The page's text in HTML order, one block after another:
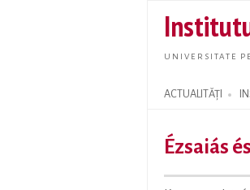
UNIVERSITATE
ACTUALITĂȚI
Search form
Ézsaiás